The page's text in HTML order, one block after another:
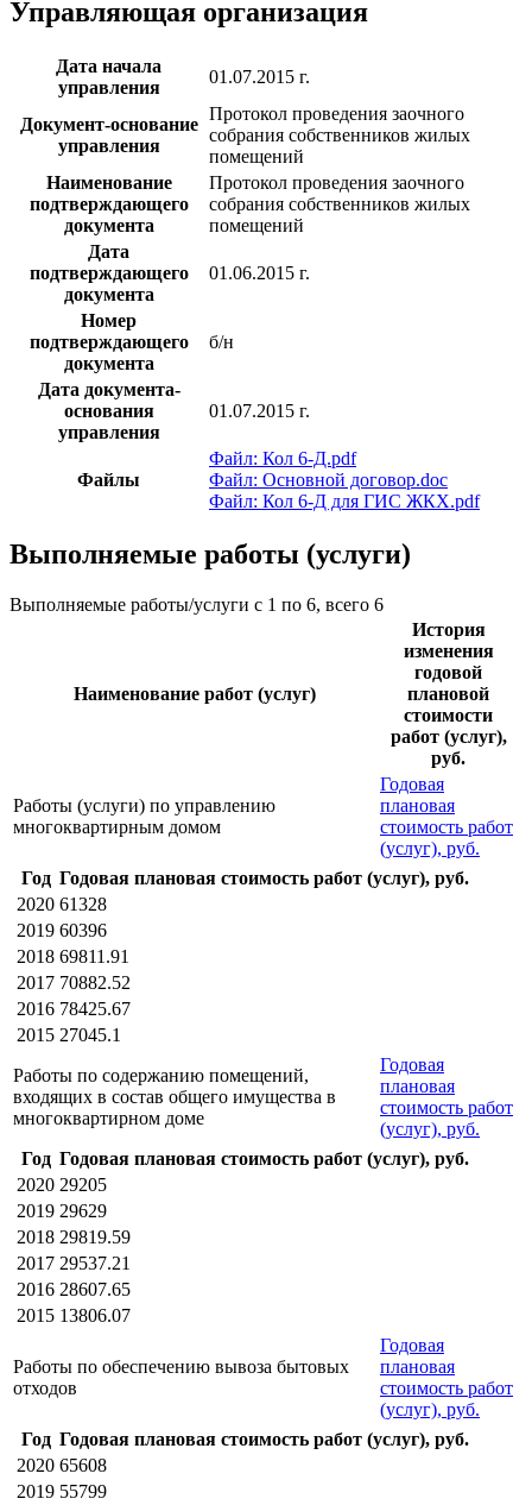
Управляющая организация
Дата начала
управления
01.07.2015 г.
Документ-основание
управления
Протокол проведения заочного
собрания собственников жилых
помещений
Наименование
подтверждающего
документа
Протокол проведения заочного
собрания собственников жилых
помещений
Дата
подтверждающего
документа
01.06.2015 г.
Номер
подтверждающего
документа
б/н
Дата документа-
основания
управления
01.07.2015 г.
Файлы
Файл: Кол 6-Д.pdf
Файл: Основной договор.doc
Файл: Кол 6-Д для ГИС ЖКХ.pdf
Выполняемые работы (услуги)
Выполняемые работы/услуги с 1 по 6, всего 6
Наименование работ (услуг)
История
изменения
годовой
плановой
стоимости
работ (услуг),
руб.
Работы (услуги) по управлению
многоквартирным домом
Годовая
плановая
стоимость работ
(услуг), руб.
Год Годовая плановая стоимость работ (услуг), руб.
2020 61328
2019 60396
2018 69811.91
2017 70882.52
2016 78425.67
2015 27045.1
Работы по содержанию помещений,
входящих в состав общего имущества в
многоквартирном доме
Годовая
плановая
стоимость работ
(услуг), руб.
Год Годовая плановая стоимость работ (услуг), руб.
2020 29205
2019 29629
2018 29819.59
2017 29537.21
2016 28607.65
2015 13806.07
Работы по обеспечению вывоза бытовых
отходов
Годовая
плановая
стоимость работ
(услуг), руб.
Год Годовая плановая стоимость работ (услуг), руб.
2020 65608
2019 55799